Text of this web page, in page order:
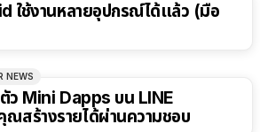
ใช้งานหลายอุปกรณ์ได้แล้ว (มือ
NEWS
ว Mini Dapps บน LINE
สร้างรายได้ผ่านความชอบ